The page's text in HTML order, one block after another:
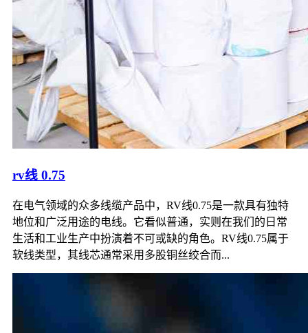
rv线 0.75
在电气领域的众多线缆产品中，RV线0.75是一款具有独特
地位和广泛用途的电线。它看似普通，实则在我们的日常
生活和工业生产中扮演着不可或缺的角色。RV线0.75属于
软线类型，其线芯通常采用多股铜丝绞合而...